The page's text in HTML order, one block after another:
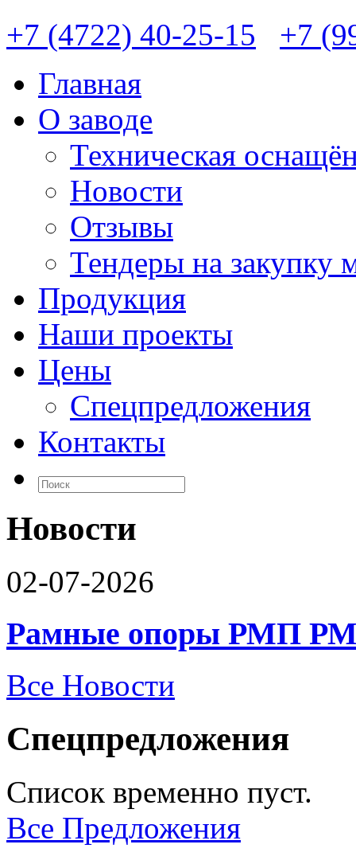
+7 (4722) 40-25-15
+7
Главная
О заводе
Техническая
Новости
Отзывы
Тендеры на закупку
Продукция
Наши проекты
Цены
Спецпредложения
Контакты
Новости
02-07-2026
Рамные опоры РМП
Все Новости
Спецпредложения
Список временно пуст.
Все Предложения